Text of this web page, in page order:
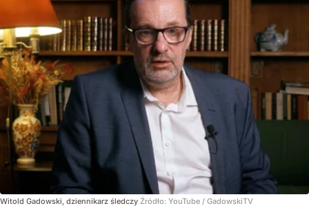
Witold Gadowski, dziennikarz śledczy Źródło: YouTube / GadowskiTV